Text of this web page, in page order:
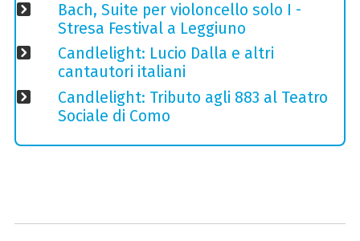
Bach, Suite per violoncello solo I -
Stresa Festival a Leggiuno
Candlelight: Lucio Dalla e altri
cantautori italiani
Candlelight: Tributo agli 883 al Teatro
Sociale di Como